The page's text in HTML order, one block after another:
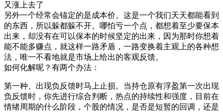
又涨上去了
另外一个经常会锚定的是成本价。这是一个我们天天都能看到
的东西，所以躲都躲不开。哪怕亏一个点，都想着至少要保本
出来，却没有在可以保本的时候坚定的出来，因为那时你想着
能不能多赚点，就这样一路矛盾，一路变换着主观上的各种想
法，唯一不看地就是市场上给出的客观反馈。
如何化解呢？有两个办法：
第一种、出现负反馈时马上止损。当持仓原有浮盈第一次出现
负反馈时，你先进行综合判断，热点的持续性和强度，目前在
情绪周期的什么阶段，个股的情况，是否是短暂的回调，还是